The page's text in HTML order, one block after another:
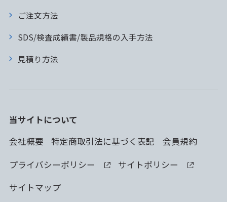
ご注文方法
SDS/検査成績書/製品規格の入手方法
見積り方法
当サイトについて
会社概要
特定商取引法に基づく表記
会員規約
プライバシーポリシー
サイトポリシー
サイトマップ